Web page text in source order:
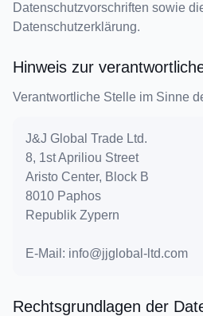
Datenschutzvorschriften sowie
Datenschutzerklärung.
Hinweis zur
Verantwortliche Stelle im Sinne
J&J Global Trade Ltd.
8, 1st Apriliou Street
Aristo Center, Block B
8010 Paphos
Republik Zypern
E-Mail: info@jjglobal-ltd.com
Rechtsgrundlagen der